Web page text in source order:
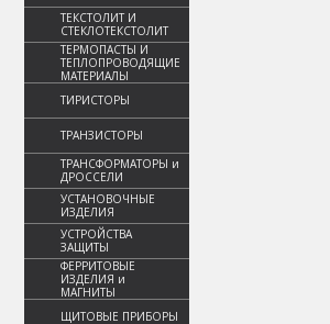
ТЕКСТОЛИТ И
СТЕКЛОТЕКСТОЛИТ
ТЕРМОПАСТЫ И
ТЕПЛОПРОВОДЯЩИЕ
МАТЕРИАЛЫ
ТИРИСТОРЫ
ТРАНЗИСТОРЫ
ТРАНСФОРМАТОРЫ и
ДРОССЕЛИ
УСТАНОВОЧНЫЕ
ИЗДЕЛИЯ
УСТРОЙСТВА
ЗАЩИТЫ
ФЕРРИТОВЫЕ
ИЗДЕЛИЯ и
МАГНИТЫ
ЩИТОВЫЕ ПРИБОРЫ